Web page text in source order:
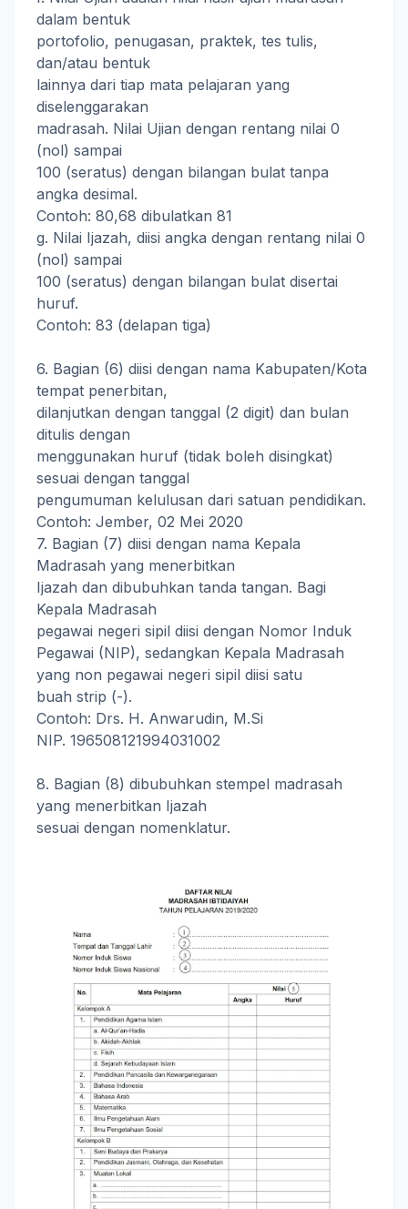
dalam bentuk
portofolio, penugasan, praktek, tes tulis,
dan/atau bentuk
lainnya dari tiap mata pelajaran yang
diselenggarakan
madrasah. Nilai Ujian dengan rentang nilai 0
(nol) sampai
100 (seratus) dengan bilangan bulat tanpa
angka desimal.
Contoh: 80,68 dibulatkan 81
g. Nilai Ijazah, diisi angka dengan rentang nilai 0
(nol) sampai
100 (seratus) dengan bilangan bulat disertai
huruf.
Contoh: 83 (delapan tiga)
6. Bagian (6) diisi dengan nama Kabupaten/Kota
tempat penerbitan,
dilanjutkan dengan tanggal (2 digit) dan bulan
ditulis dengan
menggunakan huruf (tidak boleh disingkat)
sesuai dengan tanggal
pengumuman kelulusan dari satuan pendidikan.
Contoh: Jember, 02 Mei 2020
7. Bagian (7) diisi dengan nama Kepala
Madrasah yang menerbitkan
Ijazah dan dibubuhkan tanda tangan. Bagi
Kepala Madrasah
pegawai negeri sipil diisi dengan Nomor Induk
Pegawai (NIP), sedangkan Kepala Madrasah
yang non pegawai negeri sipil diisi satu
buah strip (-).
Contoh: Drs. H. Anwarudin, M.Si
NIP. 196508121994031002
8. Bagian (8) dibubuhkan stempel madrasah
yang menerbitkan Ijazah
sesuai dengan nomenklatur.